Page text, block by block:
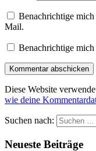
Benachrichtige
Mail.
Benachrichtige
Diese Website
wie deine
Suchen nach:
Neueste Beiträge